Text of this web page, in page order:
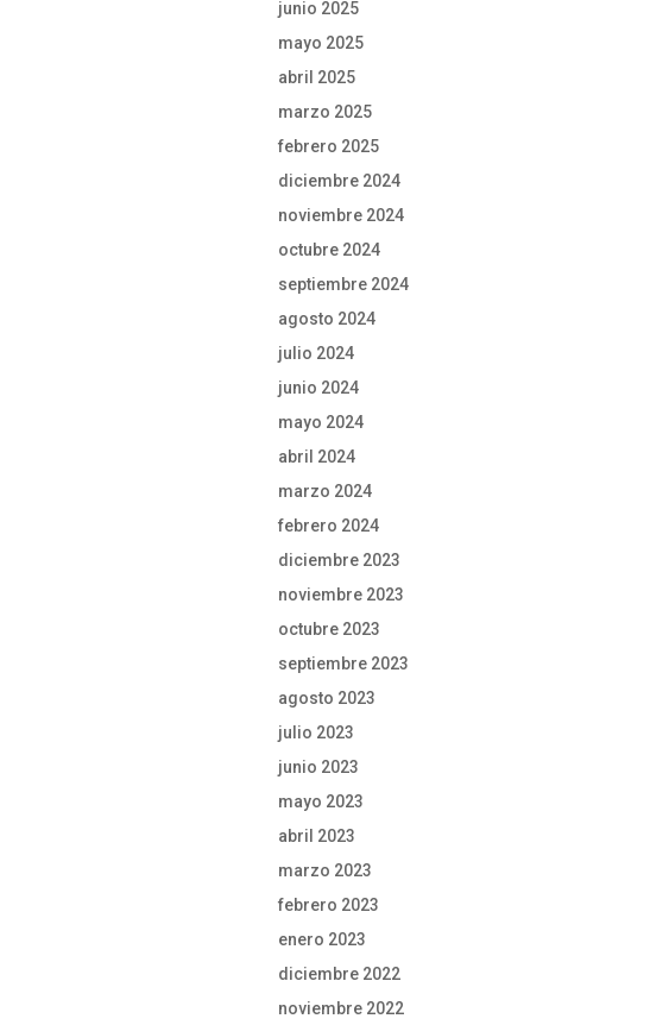
junio 2025
mayo 2025
abril 2025
marzo 2025
febrero 2025
diciembre 2024
noviembre 2024
octubre 2024
septiembre 2024
agosto 2024
julio 2024
junio 2024
mayo 2024
abril 2024
marzo 2024
febrero 2024
diciembre 2023
noviembre 2023
octubre 2023
septiembre 2023
agosto 2023
julio 2023
junio 2023
mayo 2023
abril 2023
marzo 2023
febrero 2023
enero 2023
diciembre 2022
noviembre 2022